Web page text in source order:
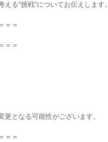
える"挑戦"についてお伝えします。
＝＝
＝＝
となる可能性がございます。
＝＝